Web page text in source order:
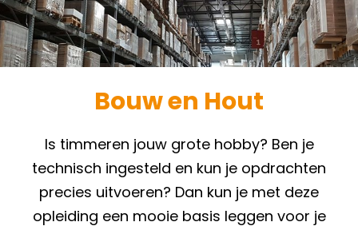
Bouw en Hout
Is timmeren jouw grote hobby? Ben je
technisch ingesteld en kun je opdrachten
precies uitvoeren? Dan kun je met deze
opleiding een mooie basis leggen voor je